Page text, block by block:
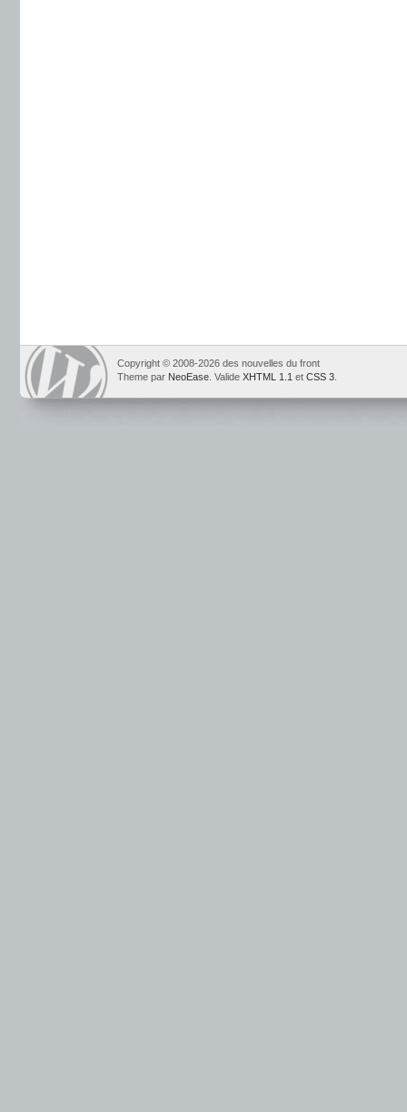
Copyright © 2008-2026 des nouvelles du front
Theme par NeoEase . Valide XHTML 1.1 et CSS 3